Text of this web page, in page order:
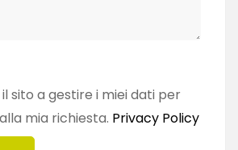
sito a gestire i miei dati per
mia richiesta. Privacy Policy